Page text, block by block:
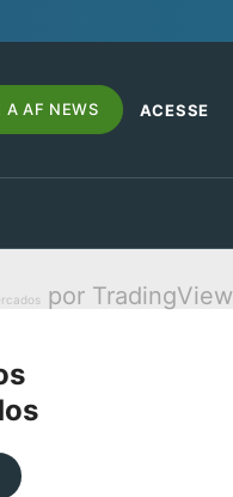
A AF NEWS ACESSE
por TradingView